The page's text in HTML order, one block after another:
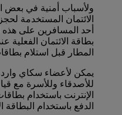
ولأسباب أمنية في بعض
الائتمان المستخدمة
أحد المسافرين على
بطاقة الائتمان
المطار قبل استلام
يمكن لأعضاء سكاي واردز
للأصدقاء وللأسرة مع
الإنترنت باستخدام
الدفع باستخدام البطاقة